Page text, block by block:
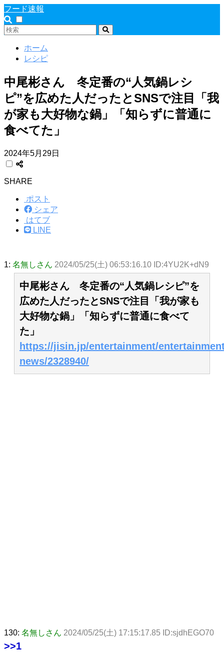
フード速報
ホーム
レシピ
中尾彬さん 冬定番の“人気鍋レシ
ピ”を広めた人だったとSNSで注目「我
が家も大好物な鍋」「知らずに普通に
食べてた」
2024年5月29日
SHARE
ポスト
シェア
はてブ
LINE
1: 名無しさん 2024/05/25(土) 06:53:16.10 ID:4YU2K+dN9
中尾彬さん 冬定番の“人気鍋レシピ”を
広めた人だったとSNSで注目「我が家も
大好物な鍋」「知らずに普通に食べて
た」
https://jisin.jp/entertainment/
news/2328940/
130: 名無しさん 2024/05/25(土) 17:15:17.85 ID:sjdhEGO70
>>1